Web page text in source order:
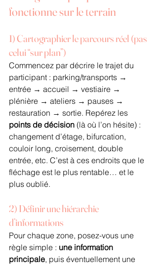
fonctionne sur le terrain
1) Cartographier le parcours réel (pas
celui “sur plan”)
Commencez par décrire le trajet du
participant : parking/transports →
entrée → accueil → vestiaire →
plénière → ateliers → pauses →
restauration → sortie. Repérez les
points de décision (là où l’on hésite) :
changement d’étage, bifurcation,
couloir long, croisement, double
entrée, etc. C’est à ces endroits que le
fléchage est le plus rentable… et le
plus oublié.
2) Définir une hiérarchie
d’informations
Pour chaque zone, posez-vous une
règle simple : une information
principale, puis éventuellement une